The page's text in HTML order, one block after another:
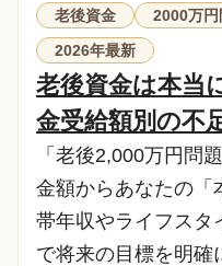
老後資金 2000万円
2026年最新
老後資金は本当
金受給額別の不
「老後2,000万円問
金額からあなたの「
帯年収やライフスタ
で将来の目標を明確